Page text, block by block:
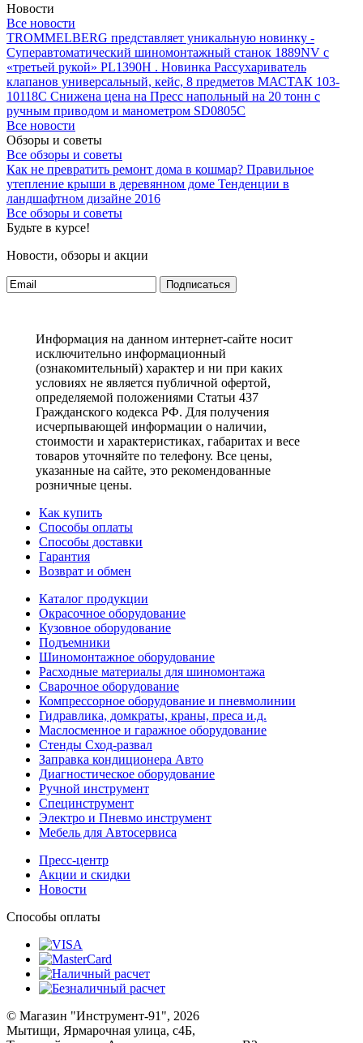
Новости
Все новости
TROMMELBERG представляет уникальную новинку -
Суперавтоматический шиномонтажный станок 1889NV с
«третьей рукой» PL1390H . Новинка Рассухариватель
клапанов универсальный, кейс, 8 предметов МАСТАК 103-
10118C Снижена цена на Пресс напольный на 20 тонн с
ручным приводом и манометром SD0805C
Все новости
Обзоры и советы
Все обзоры и советы
Как не превратить ремонт дома в кошмар? Правильное
утепление крыши в деревянном доме Тенденции в
ландшафтном дизайне 2016
Все обзоры и советы
Будьте в курсе!
Новости, обзоры и акции
Подписаться
Информация на данном интернет-сайте носит
исключительно информационный
(ознакомительный) характер и ни при каких
условиях не является публичной офертой,
определяемой положениями Статьи 437
Гражданского кодекса РФ. Для получения
исчерпывающей информации о наличии,
стоимости и характеристиках, габаритах и весе
товаров уточняйте по телефону. Все цены,
указанные на сайте, это рекомендованные
розничные цены.
Как купить
Способы оплаты
Способы доставки
Гарантия
Возврат и обмен
Каталог продукции
Окрасочное оборудование
Кузовное оборудование
Подъемники
Шиномонтажное оборудование
Расходные материалы для шиномонтажа
Сварочное оборудование
Компрессорное оборудование и пневмолинии
Гидравлика, домкраты, краны, преса и.д.
Маслосменное и гаражное оборудование
Стенды Сход-развал
Заправка кондиционера Авто
Диагностическое оборудование
Ручной инструмент
Специнструмент
Электро и Пневмо инструмент
Мебель для Автосервиса
Пресс-центр
Акции и скидки
Новости
Способы оплаты
© Магазин "Инструмент-91", 2026
Мытищи, Ярмарочная улица, с4Б,